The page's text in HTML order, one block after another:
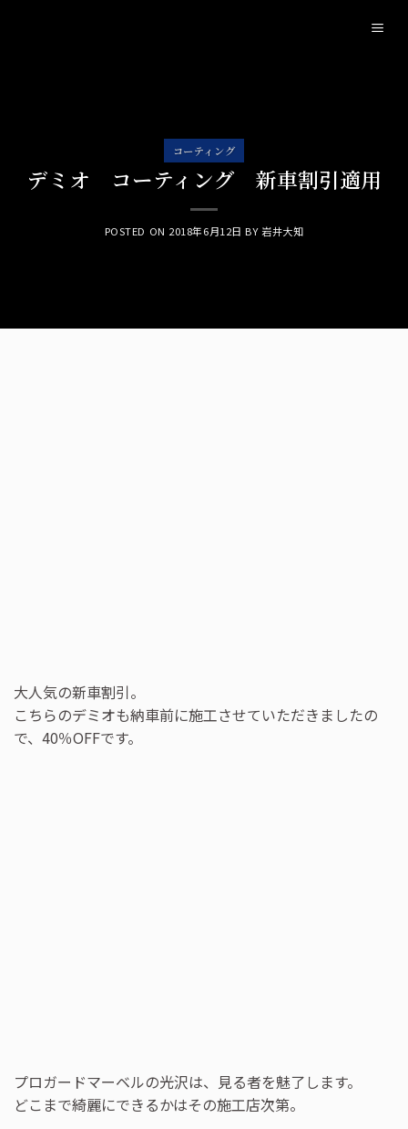
コーティング
デミオ コーティング 新車割引適用
POSTED ON 2018年6月12日 BY 岩井大知
大人気の新車割引。
こちらのデミオも納車前に施工させていただきましたの
で、40％OFFです。
プロガードマーベルの光沢は、見る者を魅了します。
どこまで綺麗にできるかはその施工店次第。